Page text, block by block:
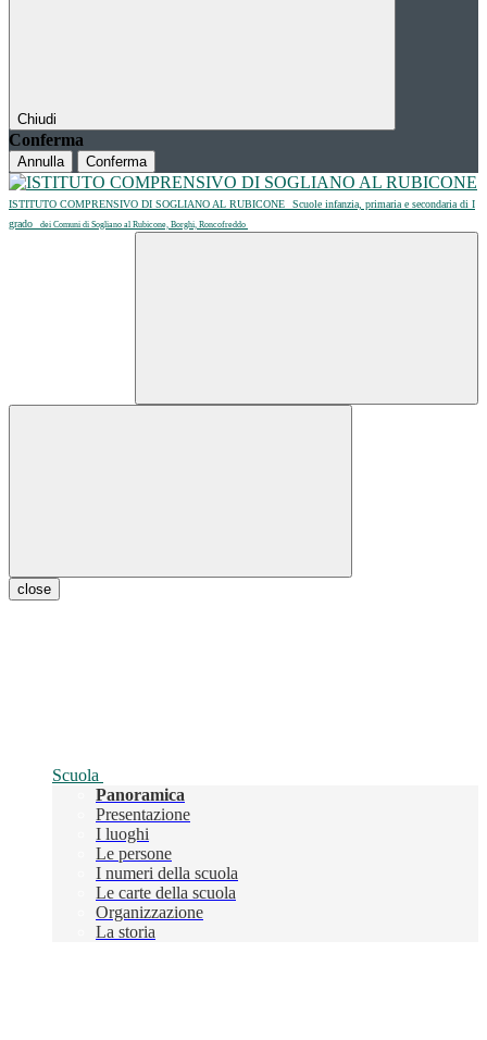
Chiudi
Conferma
Annulla Conferma
ISTITUTO COMPRENSIVO DI SOGLIANO AL RUBICONE
Scuole infanzia, primaria e secondaria di I
grado
dei Comuni di Sogliano al Rubicone, Borghi, Roncofreddo
close
Scuola
Panoramica
Presentazione
I luoghi
Le persone
I numeri della scuola
Le carte della scuola
Organizzazione
La storia